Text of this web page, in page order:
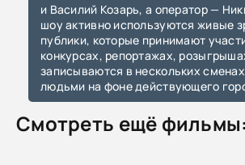
и Василий Козарь, а оператор —
шоу активно используются живые
публики, которые принимают
конкурсах, репортажах,
записываются в нескольких
людьми на фоне действующего
Смотреть ещё фильмы: